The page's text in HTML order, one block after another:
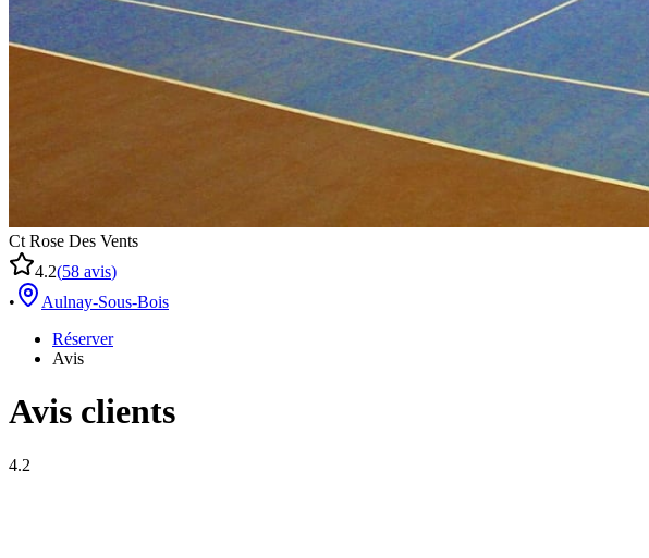
Ct Rose Des Vents
4.2(58 avis)
•
Aulnay-Sous-Bois
Réserver
Avis
Avis clients
4.2